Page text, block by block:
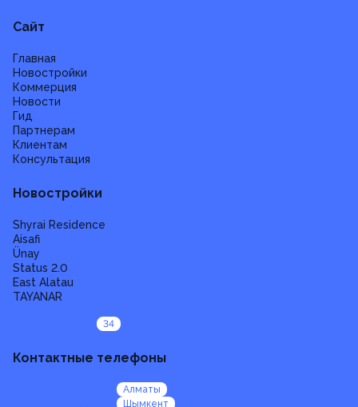
Сайт
Главная
Новостройки
Коммерция
Новости
Гид
Партнерам
Клиентам
Консультация
Новостройки
Shyrai Residence
Aisafi
Ünay
Status 2.0
East Alatau
TAYANAR
34
Контактные телефоны
Алматы
Шымкент